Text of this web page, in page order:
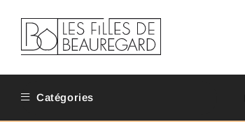
Catégories